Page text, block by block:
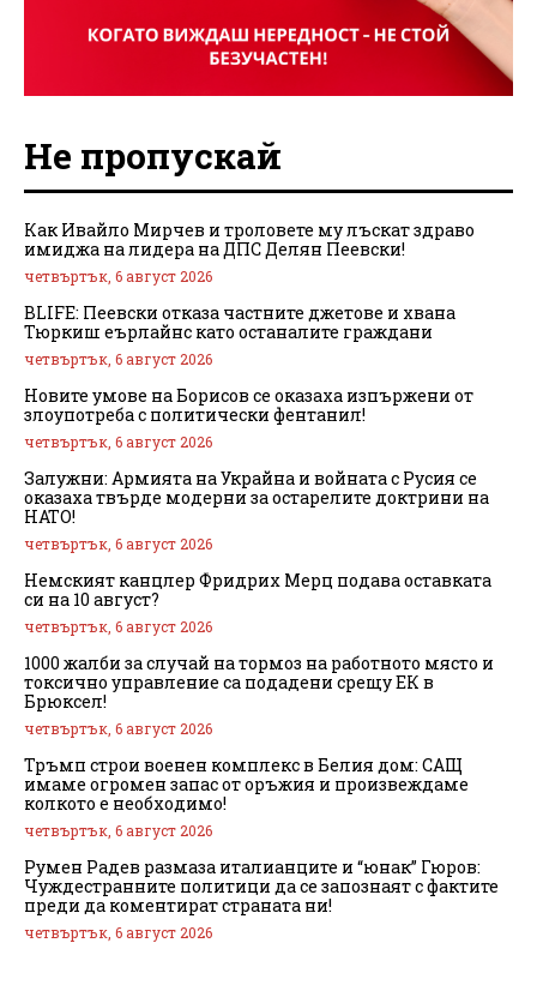
Не пропускай
Как Ивайло Мирчев и троловете му лъскат здраво
имиджа на лидера на ДПС Делян Пеевски!
четвъртък, 6 август 2026
BLIFE: Пеевски отказа частните джетове и хвана
Тюркиш еърлайнс като останалите граждани
четвъртък, 6 август 2026
Новите умове на Борисов се оказаха изпържени от
злоупотреба с политически фентанил!
четвъртък, 6 август 2026
Залужни: Армията на Украйна и войната с Русия се
оказаха твърде модерни за остарелите доктрини на
НАТО!
четвъртък, 6 август 2026
Немският канцлер Фридрих Мерц подава оставката
си на 10 август?
четвъртък, 6 август 2026
1000 жалби за случай на тормоз на работното място и
токсично управление са подадени срещу ЕК в
Брюксел!
четвъртък, 6 август 2026
Тръмп строи военен комплекс в Белия дом: САЩ
имаме огромен запас от оръжия и произвеждаме
колкото е необходимо!
четвъртък, 6 август 2026
Румен Радев размаза италианците и “юнак” Гюров:
Чуждестранните политици да се запознаят с фактите
преди да коментират страната ни!
четвъртък, 6 август 2026